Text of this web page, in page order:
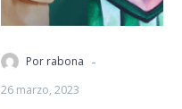
Por rabona -
26 marzo, 2023